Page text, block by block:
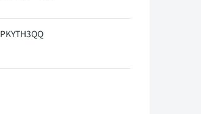
PKYTH3QQ